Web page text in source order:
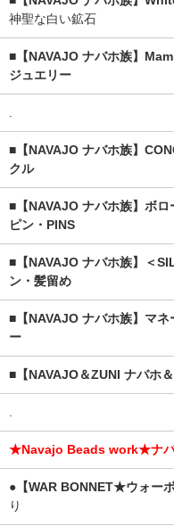
神聖な白い鉱石
■【NAVAJO ナバホ族】
ジュエリー
.
■【NAVAJO ナバホ族】
クル
■【NAVAJO ナバホ族】ボ
ピン・PINS
■【NAVAJO ナバホ族】＜
ン・髪留め
■【NAVAJO ナバホ族】マ
ー
■【NAVAJO＆ZUNI ナバホ
.
★Navajo Beads work★ナバ
●【WAR BONNET★ウォーボ
り